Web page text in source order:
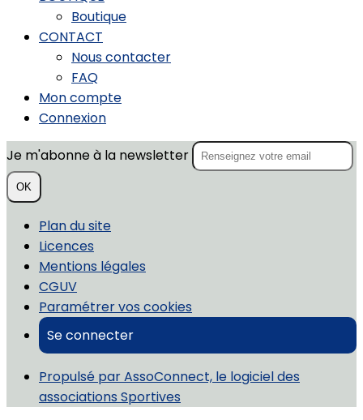
Boutique
CONTACT
Nous contacter
FAQ
Mon compte
Connexion
Je m'abonne à la newsletter
OK
Plan du site
Licences
Mentions légales
CGUV
Paramétrer vos cookies
Se connecter
Propulsé par AssoConnect, le logiciel des
associations Sportives